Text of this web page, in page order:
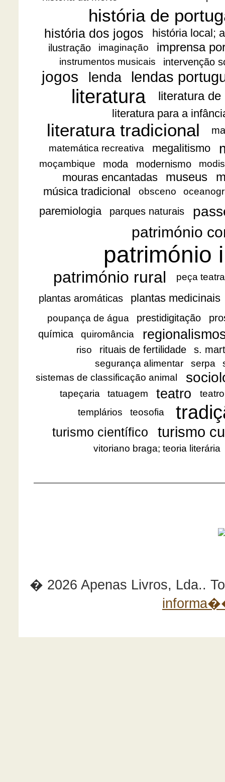
história de
história dos jogos história local;
ilustração imaginação imprensa
instrumentos musicais intervenção
jogos lenda lendas
literatura literatura
literatura para a
literatura tradicional
matemática recreativa megalitismo
moçambique moda modernismo
mouras encantadas museus
música tradicional obsceno
paremiologia parques naturais
património
património
património rural peça
plantas aromáticas plantas medicinais
poupança de água prestidigitação
química
quiromância
riso rituais de fertilidade s.
segurança alimentar serpa
sistemas de classificação animal
tapeçaria tatuagem teatro
templários
teosofia
turismo científico turismo
vitoriano braga; teoria literária
� 2026 Apenas Livros, Lda..